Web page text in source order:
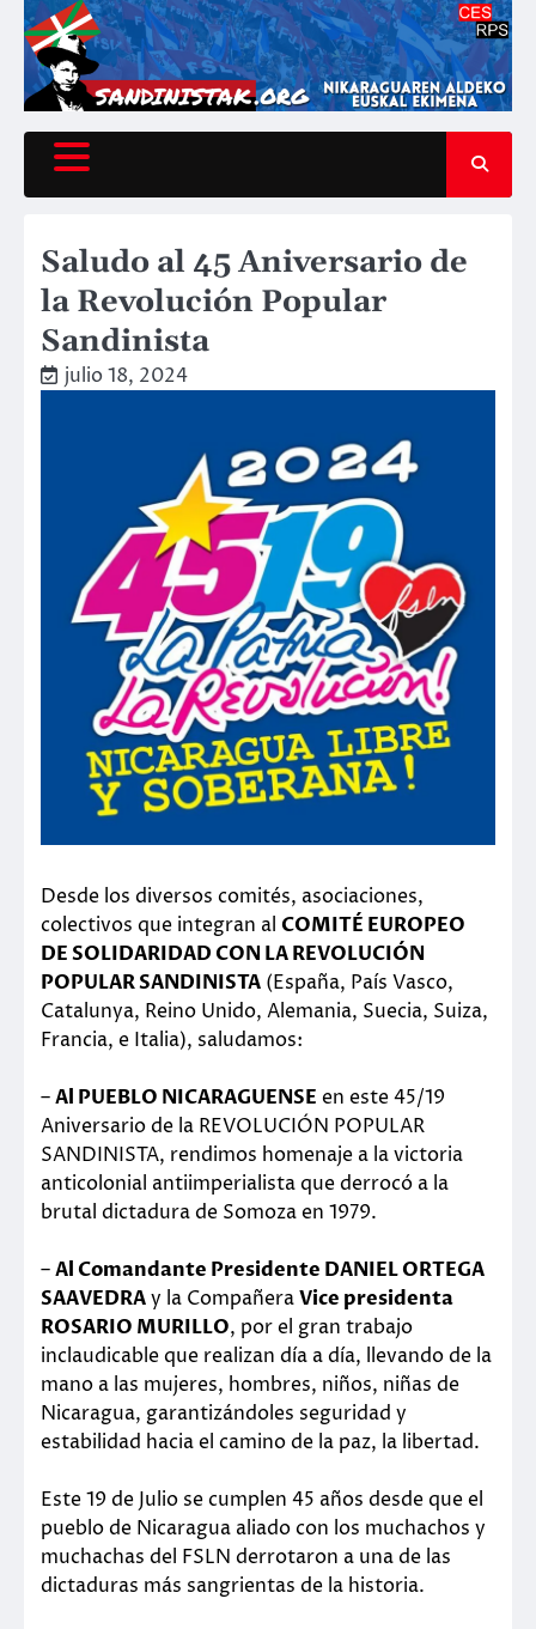
Saltar
contenido
Saludo al 45 Aniversario de
la Revolución Popular
Sandinista
julio 18, 2024
Desde los diversos comités, asociaciones,
colectivos que integran al COMITÉ EUROPEO
DE SOLIDARIDAD CON LA REVOLUCIÓN
POPULAR SANDINISTA (España, País Vasco,
Catalunya, Reino Unido, Alemania, Suecia, Suiza,
Francia, e Italia), saludamos:
–Al PUEBLO NICARAGUENSE en este 45/19
Aniversario de la REVOLUCIÓN POPULAR
SANDINISTA, rendimos homenaje a la victoria
anticolonial antiimperialista que derrocó a la
brutal dictadura de Somoza en 1979.
–Al Comandante Presidente DANIEL ORTEGA
SAAVEDRAy la CompañeraVice presidenta
ROSARIO MURILLO, por el gran trabajo
inclaudicable que realizan día a día, llevando de la
mano a las mujeres, hombres, niños, niñas de
Nicaragua, garantizándoles seguridad y
estabilidad hacia el camino de la paz, la libertad.
Este 19 de Julio se cumplen 45 años desde que el
pueblo de Nicaragua aliado con los muchachos y
muchachas del FSLN derrotaron a una de las
dictaduras más sangrientas de la historia.